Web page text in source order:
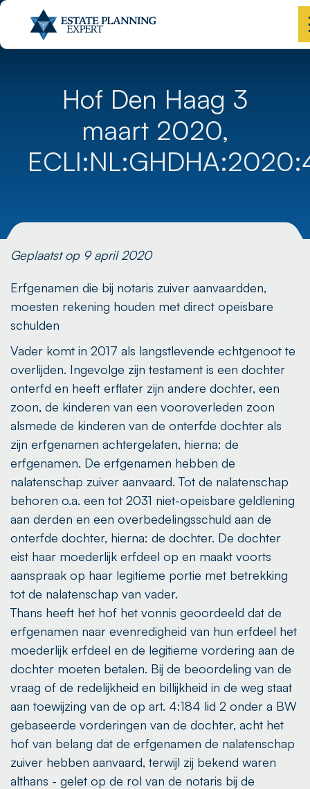
Hof Den Haag 3
maart 2020,
Geplaatst op 9 april 2020
Erfgenamen die bij notaris zuiver aanvaardden,
moesten rekening houden met direct opeisbare
schulden
Vader komt in 2017 als langstlevende echtgenoot te
overlijden. Ingevolge zijn testament is een dochter
onterfd en heeft erflater zijn andere dochter, een
zoon, de kinderen van een vooroverleden zoon
alsmede de kinderen van de onterfde dochter als
zijn erfgenamen achtergelaten, hierna: de
erfgenamen. De erfgenamen hebben de
nalatenschap zuiver aanvaard. Tot de nalatenschap
behoren o.a. een tot 2031 niet-opeisbare geldlening
aan derden en een overbedelingsschuld aan de
onterfde dochter, hierna: de dochter. De dochter
eist haar moederlijk erfdeel op en maakt voorts
aanspraak op haar legitieme portie met betrekking
tot de nalatenschap van vader.
Thans heeft het hof het vonnis geoordeeld dat de
erfgenamen naar evenredigheid van hun erfdeel het
moederlijk erfdeel en de legitieme vordering aan de
dochter moeten betalen. Bij de beoordeling van de
vraag of de redelijkheid en billijkheid in de weg staat
aan toewijzing van de op art. 4:184 lid 2 onder a BW
gebaseerde vorderingen van de dochter, acht het
hof van belang dat de erfgenamen de nalatenschap
zuiver hebben aanvaard, terwijl zij bekend waren
althans - gelet op de rol van de notaris bij de